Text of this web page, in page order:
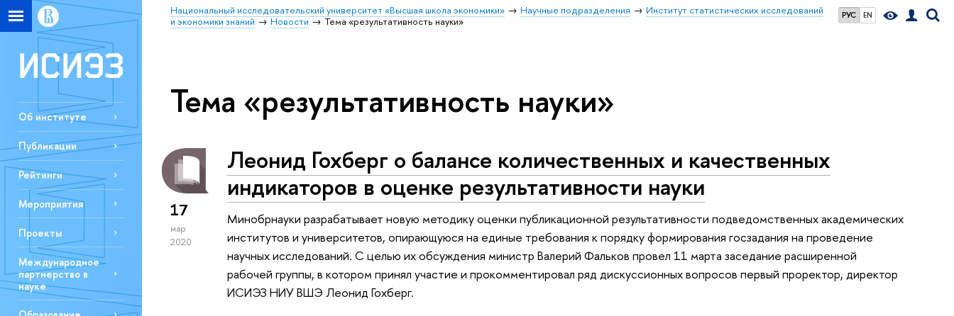
РУС EN
Национальный исследовательский университет «Высшая школа экономики» Научные подразделения
Институт статистических исследований
и экономики знаний
Новости Тема «результативность науки»
Об институте
Публикации
Рейтинги
Мероприятия
Проекты
Международное
партнерство в
науке
Тема «результативность науки»
17
мар
2020
Леонид Гохберг о балансе количественных и качественных
индикаторов в оценке результативности науки
Минобрнауки разрабатывает новую методику оценки публикационной результативности подведомственных академических
институтов и университетов, опирающуюся на единые требования к порядку формирования госзадания на проведение
научных исследований. С целью их обсуждения министр Валерий Фальков провел 11 марта заседание расширенной
рабочей группы, в котором принял участие и прокомментировал ряд дискуссионных вопросов первый проректор, директор
ИСИЭЗ НИУ ВШЭ Леонид Гохберг.